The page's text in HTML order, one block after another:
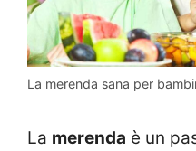
La merenda sana per
La merenda è un